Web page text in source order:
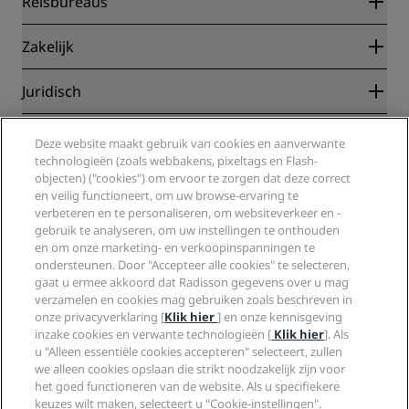
Blog
Bestemmingen
Radisson Hotels-app
Sports Approved-hotels
Gezinsvriendelijk hotels
Gezondheid en veiligheid
Partners
Zakelijk
Radisson Hotel Group
Vacatures PPHE
Vacatures EHL
The Club by RHG
Hotelontwikkeling
Duurzaam ondernemen
Inkoop
Juridisch
Juridische kennisgeving
Algemene voorwaarden voor Radisson Rewards
Gebruikersovereenkomst site
Digitale toegankelijkheid
Verklaring inzake moderne slavernij
Help
Waarschuwingen voor consumenten
Contactgegevens
Veelgestelde vragen
Sitemap
Social media
Radisson Hotels Brands
MIS NOOIT MEER ONZE POPULAIRSTE AANBIEDINGEN
Deze website maakt gebruik van cookies en aanverwante
technologieën (zoals webbakens, pixeltags en Flash-
objecten) ("cookies") om ervoor te zorgen dat deze correct
en veilig functioneert, om uw browse-ervaring te
verbeteren en te personaliseren, om websiteverkeer en -
gebruik te analyseren, om uw instellingen te onthouden
en om onze marketing- en verkoopinspanningen te
ondersteunen. Door "Accepteer alle cookies" te selecteren,
gaat u ermee akkoord dat Radisson gegevens over u mag
verzamelen en cookies mag gebruiken zoals beschreven in
onze privacyverklaring [Klik hier] en onze kennisgeving
inzake cookies en verwante technologieën [ Klik hier]. Als
u "Alleen essentiële cookies accepteren" selecteert, zullen
we alleen cookies opslaan die strikt noodzakelijk zijn voor
het goed functioneren van de website. Als u specifiekere
keuzes wilt maken, selecteert u "Cookie-instellingen".